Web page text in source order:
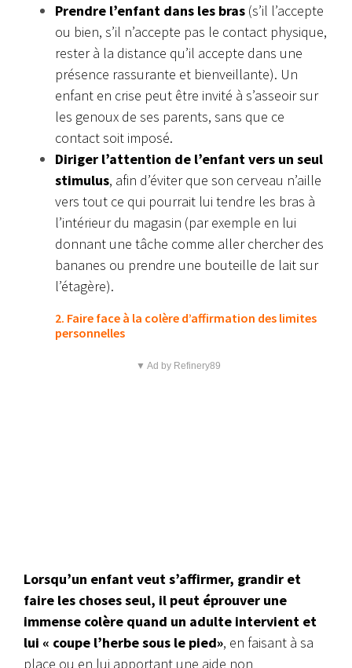
Prendre l’enfant dans les bras (s’il l’accepte
ou bien, s’il n’accepte pas le contact physique,
rester à la distance qu’il accepte dans une
présence rassurante et bienveillante). Un
enfant en crise peut être invité à s’asseoir sur
les genoux de ses parents, sans que ce
contact soit imposé.
Diriger l’attention de l’enfant vers un seul
stimulus, afin d’éviter que son cerveau n’aille
vers tout ce qui pourrait lui tendre les bras à
l’intérieur du magasin (par exemple en lui
donnant une tâche comme aller chercher des
bananes ou prendre une bouteille de lait sur
l’étagère).
2. Faire face à la colère d’affirmation des limites
personnelles
▼ Ad by Refinery89
Lorsqu’un enfant veuts’affirmer, grandir et
faire les choses seul, il peut éprouver une
immense colère quand un adulte intervient et
lui « coupe l’herbe sous le pied», en faisant à sa
place ou en lui apportant une aide non